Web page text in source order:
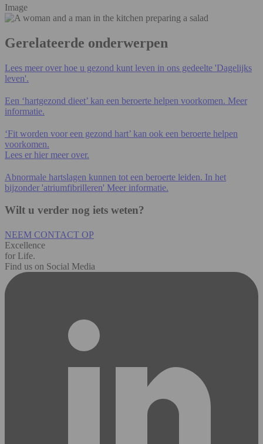
Image
Gerelateerde onderwerpen
Lees meer over hoe u gezond kunt leven in ons gedeelte 'Dagelijks
leven'.
Een ‘hartgezond dieet’ kan een beroerte helpen voorkomen. Meer
informatie.
‘Fit worden voor een gezond hart’ kan ook een beroerte helpen
voorkomen.
Lees er hier meer over.
Abnormale hartslagen kunnen tot een beroerte leiden. In het
bijzonder 'atriumfibrilleren' Meer informatie.
Wilt u verder nog iets weten?
NEEM CONTACT OP
Excellence
for Life.
Find us on Social Media